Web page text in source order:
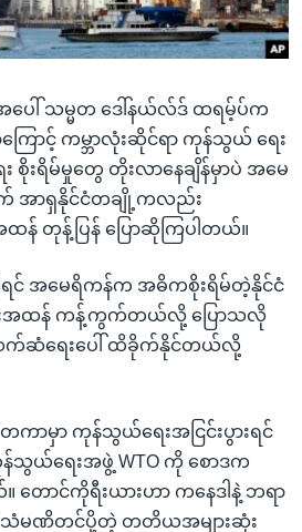
ေါ် သမ္မတ ဒေါ်နယ်လ်ဒ် ထရမ့်ပ်က
ောင့် ကမ္ဘာလုံးဆိုင်ရာ ကုန်သွယ် ရေး
စိုးရိမ်မှုတွေ တိုးလာနေချိန်မှာပဲ အမေ
အာရှနိုင်ငံတချို့ကလည်း
ထန် တုန့်ပြန် ပြောဆိုကြပါတယ်။
အမေရိကန်က အဓိကစိုးရိမ်တဲ့နိုင်ငံ
းအထန် ကန့်ကွက်တယ်လို့ ပြောသလို
က်ဆံရေးပေါ် ထိခိုက်နိုင်တယ်လို့
ကာမှာ ကုန်သွယ်ရေးအငြင်းပွားရင်
န်သွယ်ရေးအဖွဲ့ WTO ကို စောဒက
တောင်ကိုရီးယားဟာ ကနေဒါနဲ့ ဘရာ
သံမဏိတင်ပို့တဲ့ တတိယအများဆုံး